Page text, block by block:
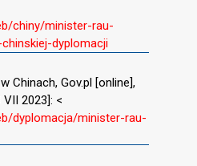
chiny/minister-rau-
dyplomacji
Chinach, Gov.pl [online],
2023]: <
dyplomacja/minister-rau-